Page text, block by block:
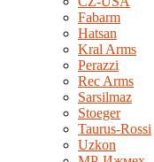
Fabarm
Hatsan
Kral Arms
Perazzi
Rec Arms
Sarsilmaz
Stoeger
Taurus-Rossi
Uzkon